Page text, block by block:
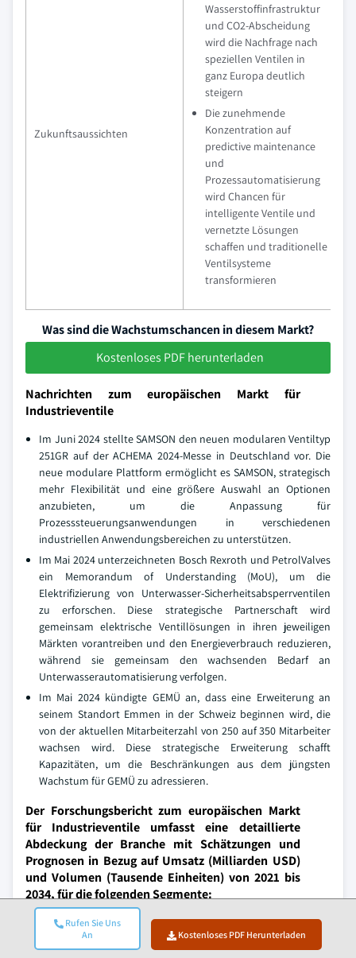
Rufen Sie Uns
An
Kostenloses PDF Herunterladen
Zukunftsaussichten
Wasserstoffinfrastruktur
und CO2-Abscheidung
wird die Nachfrage nach
speziellen Ventilen in
ganz Europa deutlich
steigern
Die zunehmende
Konzentration auf
predictive maintenance
und
Prozessautomatisierung
wird Chancen für
intelligente Ventile und
vernetzte Lösungen
schaffen und traditionelle
Ventilsysteme
transformieren
Was sind die Wachstumschancen in diesem Markt?
Kostenloses PDF herunterladen
Nachrichten zum europäischen Markt für
Industrieventile
Im Juni 2024 stellte SAMSON den neuen modularen Ventiltyp
251GR auf der ACHEMA 2024-Messe in Deutschland vor. Die
neue modulare Plattform ermöglicht es SAMSON, strategisch
mehr Flexibilität und eine größere Auswahl an Optionen
anzubieten, um die Anpassung für
Prozesssteuerungsanwendungen in verschiedenen
industriellen Anwendungsbereichen zu unterstützen.
Im Mai 2024 unterzeichneten Bosch Rexroth und PetrolValves
ein Memorandum of Understanding (MoU), um die
Elektrifizierung von Unterwasser-Sicherheitsabsperrventilen
zu erforschen. Diese strategische Partnerschaft wird
gemeinsam elektrische Ventillösungen in ihren jeweiligen
Märkten vorantreiben und den Energieverbrauch reduzieren,
während sie gemeinsam den wachsenden Bedarf an
Unterwasserautomatisierung verfolgen.
Im Mai 2024 kündigte GEMÜ an, dass eine Erweiterung an
seinem Standort Emmen in der Schweiz beginnen wird, die
von der aktuellen Mitarbeiterzahl von 250 auf 350 Mitarbeiter
wachsen wird. Diese strategische Erweiterung schafft
Kapazitäten, um die Beschränkungen aus dem jüngsten
Wachstum für GEMÜ zu adressieren.
Der Forschungsbericht zum europäischen Markt
für Industrieventile umfasst eine detaillierte
Abdeckung der Branche mit Schätzungen und
Prognosen in Bezug auf Umsatz (Milliarden USD)
und Volumen (Tausende Einheiten) von 2021 bis
2034, für die folgenden Segmente:
Markt, nach Typ
Kugelventile